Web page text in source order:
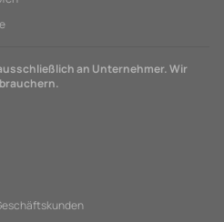
an Unternehmer. Wir